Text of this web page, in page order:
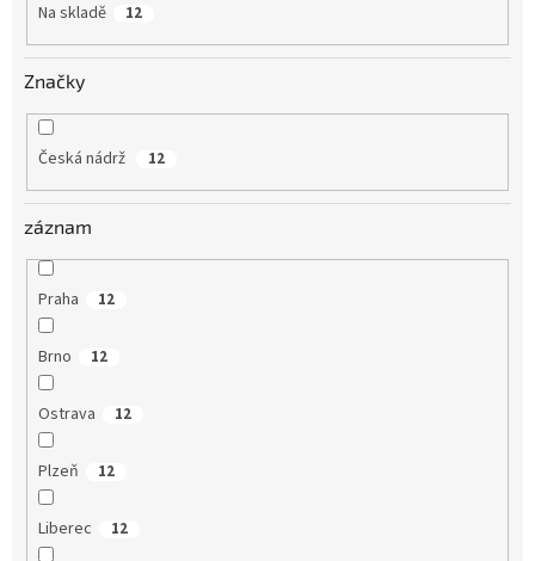
Na skladě 12
Značky
Česká nádrž 12
záznam
Praha 12
Brno 12
Ostrava 12
Plzeň 12
Liberec 12